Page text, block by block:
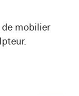
mobilier